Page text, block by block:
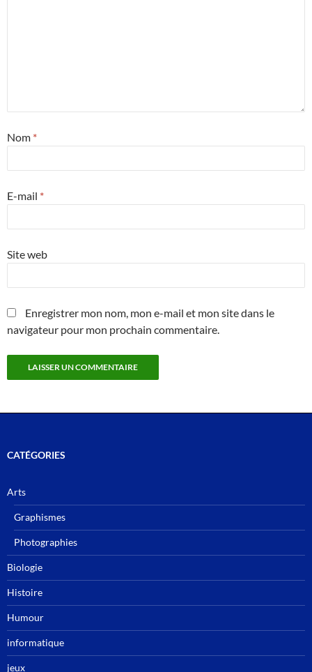
Nom *
E-mail *
Site web
Enregistrer mon nom, mon e-mail et mon site dans le
navigateur pour mon prochain commentaire.
CATÉGORIES
Arts
Graphismes
Photographies
Biologie
Histoire
Humour
informatique
jeux